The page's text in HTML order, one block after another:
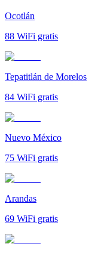
Ocotlán
88 WiFi gratis
Tepatitlán de Morelos
84 WiFi gratis
Nuevo México
75 WiFi gratis
Arandas
69 WiFi gratis